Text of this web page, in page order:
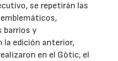
se repetirán las
barrios y
la edición anterior,
en el Gòtic, el